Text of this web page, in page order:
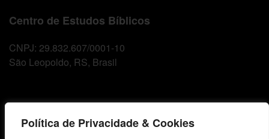
Política de Privacidade & Cookies
Centro de Estudos Bíblicos
CNPJ: 29.832.607/0001-10
São Leopoldo, RS, Brasil
Fale Conosco